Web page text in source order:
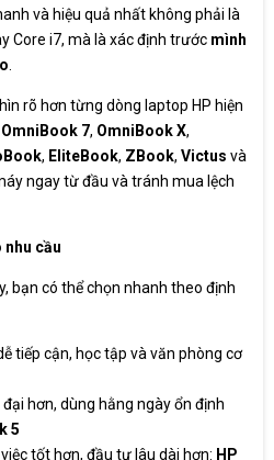
và hiệu quả nhất không phải là
Core i7, mà là xác định trước mình
rõ hơn từng dòng laptop HP hiện
OmniBook 7, OmniBook X,
, EliteBook, ZBook, Victus và
ngay từ đầu và tránh mua lệch
nhu cầu
bạn có thể chọn nhanh theo định
tiếp cận, học tập và văn phòng cơ
hơn, dùng hằng ngày ổn định
5
tốt hơn, đầu tư lâu dài hơn: HP